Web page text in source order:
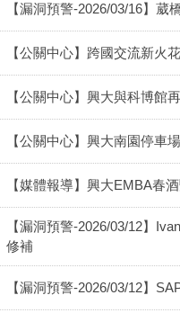
【漏洞預警-2026/03/16】
【公關中心】跨國交流新火
【公關中心】興大與科博館
【公關中心】興大南園停車
【媒體報導】興大EMBA春
【漏洞預警-2026/03/12】
修補
【漏洞預警-2026/03/12】